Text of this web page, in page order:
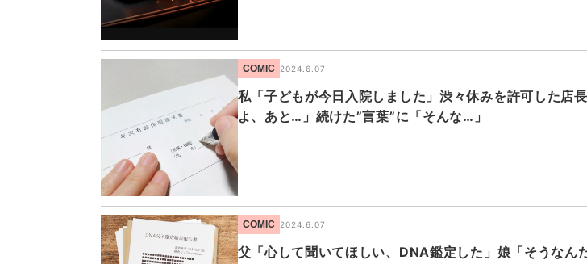
COMIC 2024.6.07
私「子どもが今日入院しました」渋々休みを許可した店
よ、あと…」続けた”言葉”に「そんな…」
COMIC 2024.6.07
父「心して聞いてほしい、DNA鑑定した」娘「そうなん